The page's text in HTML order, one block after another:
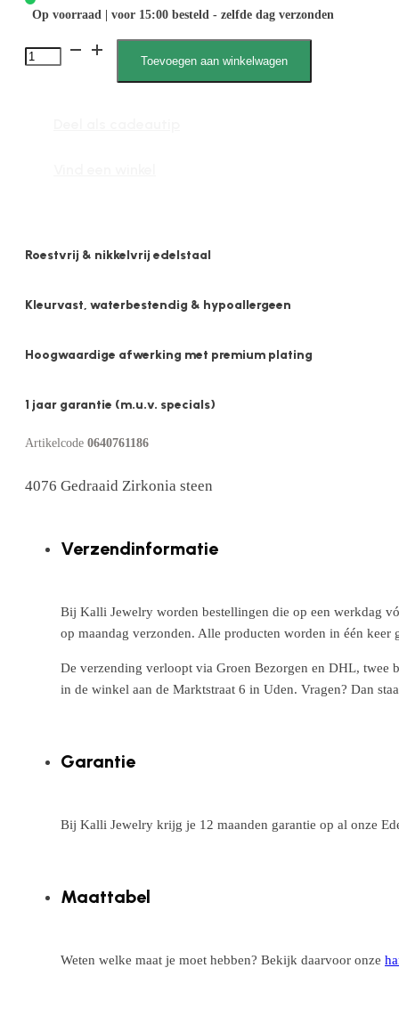
Op voorraad | voor 15:00 besteld - zelfde dag verzonden
4076
Toevoegen aan winkelwagen
Roestvrij & nikkelvrij edelstaal
Kleurvast, waterbestendig & hypoallergeen
Hoogwaardige afwerking met premium plating
1 jaar garantie (m.u.v. specials)
Artikelcode 0640761186
4076 Gedraaid Zirkonia steen
Verzendinformatie
Bij Kalli Jewelry worden bestellingen die op een werkdag
op maandag verzonden. Alle producten worden in één
De verzending verloopt via Groen Bezorgen en DHL, twee
in de winkel aan de Marktstraat 6 in Uden. Vragen? Dan
Garantie
Bij Kalli Jewelry krijg je 12 maanden garantie op al onze
Maattabel
Weten welke maat je moet hebben? Bekijk daarvoor onze